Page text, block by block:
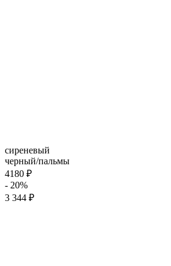
сиреневый
черный/пальмы
4180 ₽
- 20%
3 344 ₽